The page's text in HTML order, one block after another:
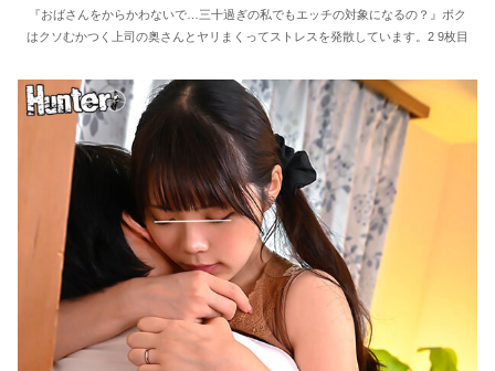
『おばさんをからかわないで…三十過ぎの私でもエッチの対象になるの？』ボク
はクソむかつく上司の奥さんとヤリまくってストレスを発散しています。2 9枚目